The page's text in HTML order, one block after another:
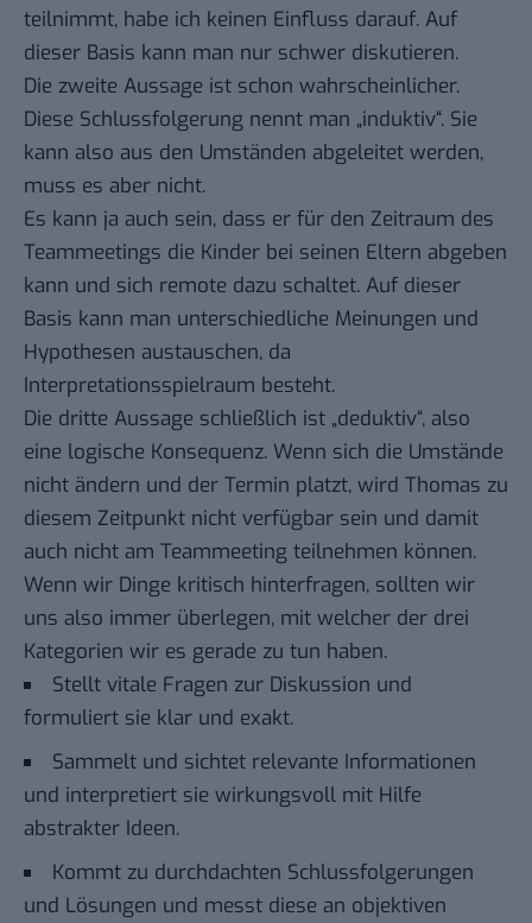
teilnimmt, habe ich keinen Einfluss darauf. Auf
dieser Basis kann man nur schwer diskutieren.
Die zweite Aussage ist schon wahrscheinlicher.
Diese Schlussfolgerung nennt man „induktiv“. Sie
kann also aus den Umständen abgeleitet werden,
muss es aber nicht.
Es kann ja auch sein, dass er für den Zeitraum des
Teammeetings die Kinder bei seinen Eltern abgeben
kann und sich remote dazu schaltet. Auf dieser
Basis kann man unterschiedliche Meinungen und
Hypothesen austauschen, da
Interpretationsspielraum besteht.
Die dritte Aussage schließlich ist „deduktiv“, also
eine logische Konsequenz. Wenn sich die Umstände
nicht ändern und der Termin platzt, wird Thomas zu
diesem Zeitpunkt nicht verfügbar sein und damit
auch nicht am Teammeeting teilnehmen können.
Wenn wir Dinge kritisch hinterfragen, sollten wir
uns also immer überlegen, mit welcher der drei
Kategorien wir es gerade zu tun haben.
Stellt vitale Fragen zur Diskussion und
formuliert sie klar und exakt.
Sammelt und sichtet relevante Informationen
und interpretiert sie wirkungsvoll mit Hilfe
abstrakter Ideen.
Kommt zu durchdachten Schlussfolgerungen
und Lösungen und messt diese an objektiven